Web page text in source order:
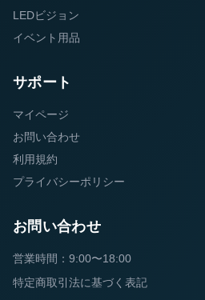
LEDビジョン
イベント用品
サポート
マイページ
お問い合わせ
利用規約
プライバシーポリシー
お問い合わせ
営業時間：9:00〜18:00
特定商取引法に基づく表記